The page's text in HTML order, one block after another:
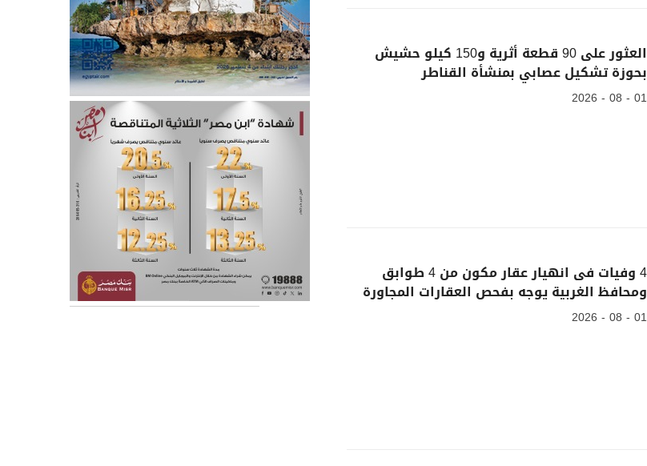
العثور على 90 قطعة أثرية و150 كيلو حشيش
بحوزة تشكيل عصابي بمنشأة القناطر
01 - 08 - 2026
4 وفيات فى انهيار عقار مكون من 4 طوابق
ومحافظ الغربية يوجه بفحص العقارات المجاورة
01 - 08 - 2026